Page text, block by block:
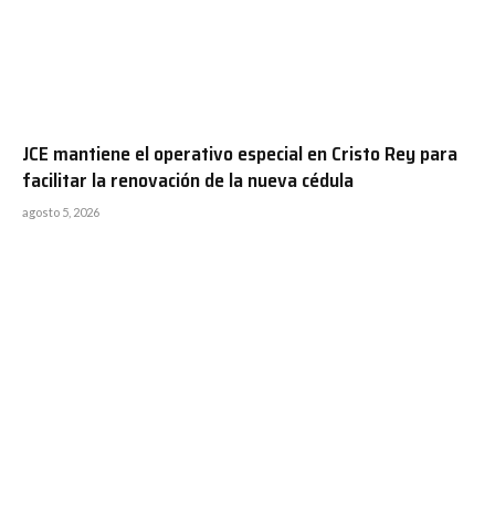
JCE mantiene el operativo especial en Cristo Rey para
facilitar la renovación de la nueva cédula
agosto 5, 2026